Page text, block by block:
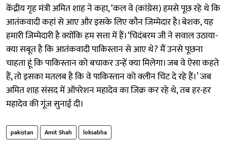
केंद्रीय गृह मंत्री अमित शाह ने कहा, ‘कल वे (कांग्रेस) हमसे पूछ रहे थे कि
आतंकवादी कहां से आए और इसके लिए कौन जिम्मेदार है। बेशक, यह
हमारी जिम्मेदारी है क्योंकि हम सत्ता में हैं। ‘चिदंबरम जी ने सवाल उठाया-
क्या सबूत है कि आतंकवादी पाकिस्तान से आए थे? मैं उनसे पूछना
चाहता हूं कि पाकिस्तान को बचाकर उन्हें क्या मिलेगा। जब वे ऐसा कहते
हैं, तो इसका मतलब है कि वे पाकिस्तान को क्लीन चिट दे रहे हैं।’ जब
अमित शाह संसद में ऑपरेशन महादेव का जिक्र कर रहे थे, तब हर-हर
महादेव की गूंज सुनाई दी।
pakistan Amit Shah loksabha